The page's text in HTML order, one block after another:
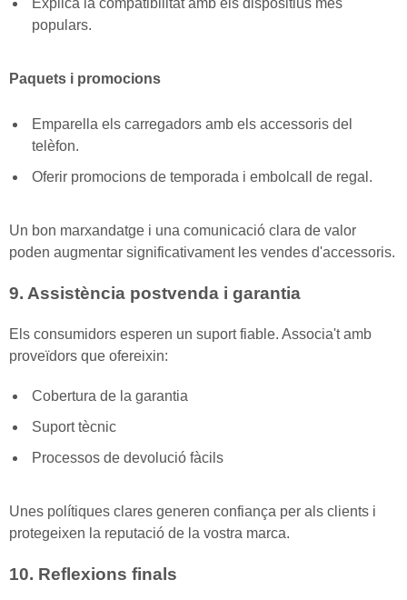
Explica la compatibilitat amb els dispositius més
populars.
Paquets i promocions
Emparella els carregadors amb els accessoris del
telèfon.
Oferir promocions de temporada i embolcall de regal.
Un bon marxandatge i una comunicació clara de valor
poden augmentar significativament les vendes d'accessoris.
9. Assistència postvenda i garantia
Els consumidors esperen un suport fiable. Associa't amb
proveïdors que ofereixin:
Cobertura de la garantia
Suport tècnic
Processos de devolució fàcils
Unes polítiques clares generen confiança per als clients i
protegeixen la reputació de la vostra marca.
10. Reflexions finals